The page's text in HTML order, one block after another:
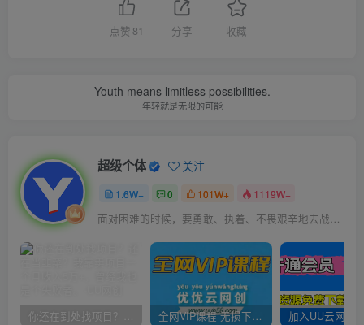
点赞 81 分享 收藏
Youth means limitless possibilities.
年轻就是无限的可能
超级个体 关注
1.6W+ 0 101W+ 1119W+
面对困难的时候，要勇敢、执着、不畏艰辛地去战胜它
你还在到处找项目？还在当韭菜？我靠卖项目一个月收入5万+，曾经我也是个失败者。 全网VIP课程 无损下载~